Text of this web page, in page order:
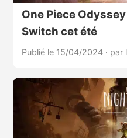
One Piece
Switch cet été
Publié le 15/04/2024 · par